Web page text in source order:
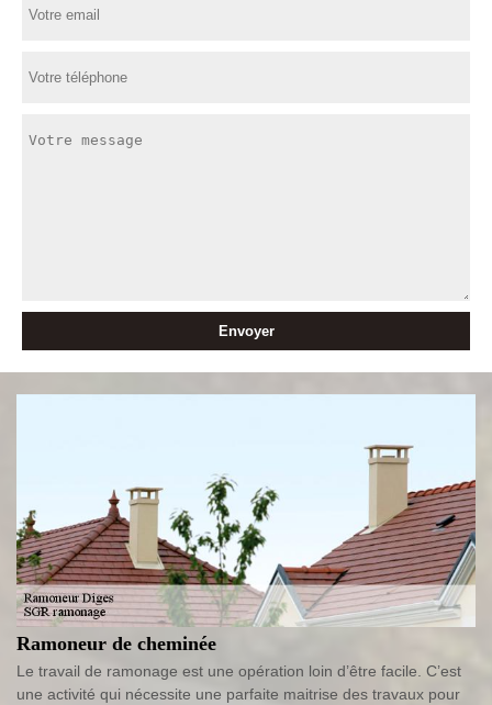
Ramoneur de cheminée
Le travail de ramonage est une opération loin d’être facile. C’est
une activité qui nécessite une parfaite maitrise des travaux pour